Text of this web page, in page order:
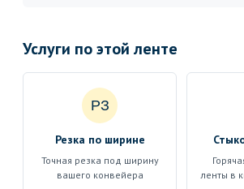
Услуги по этой ленте
РЗ
Резка по ширине
Точная резка под ширину
вашего конвейера
ленты в